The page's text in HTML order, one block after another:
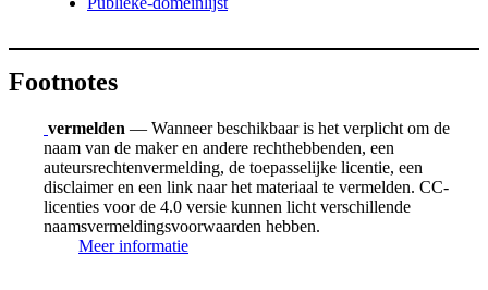
Footnotes
vermelden — Wanneer beschikbaar is het verplicht om de
naam van de maker en andere rechthebbenden, een
auteursrechtenvermelding, de toepasselijke licentie, een
disclaimer en een link naar het materiaal te vermelden. CC-
licenties voor de 4.0 versie kunnen licht verschillende
naamsvermeldingsvoorwaarden hebben.
Meer informatie